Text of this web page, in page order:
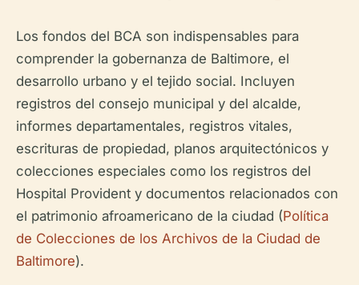
Los fondos del BCA son indispensables para
comprender la gobernanza de Baltimore, el
desarrollo urbano y el tejido social. Incluyen
registros del consejo municipal y del alcalde,
informes departamentales, registros vitales,
escrituras de propiedad, planos arquitectónicos y
colecciones especiales como los registros del
Hospital Provident y documentos relacionados con
el patrimonio afroamericano de la ciudad (Política
de Colecciones de los Archivos de la Ciudad de
Baltimore).